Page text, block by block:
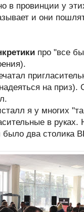
в провинции у
и они
про "все
на приз).
я у многих
в
два столика